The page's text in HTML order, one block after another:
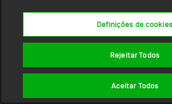
Definições de cookies
Rejeitar Todos
Aceitar Todos